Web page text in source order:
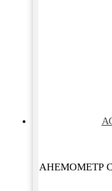
АНЕМОМЕТР